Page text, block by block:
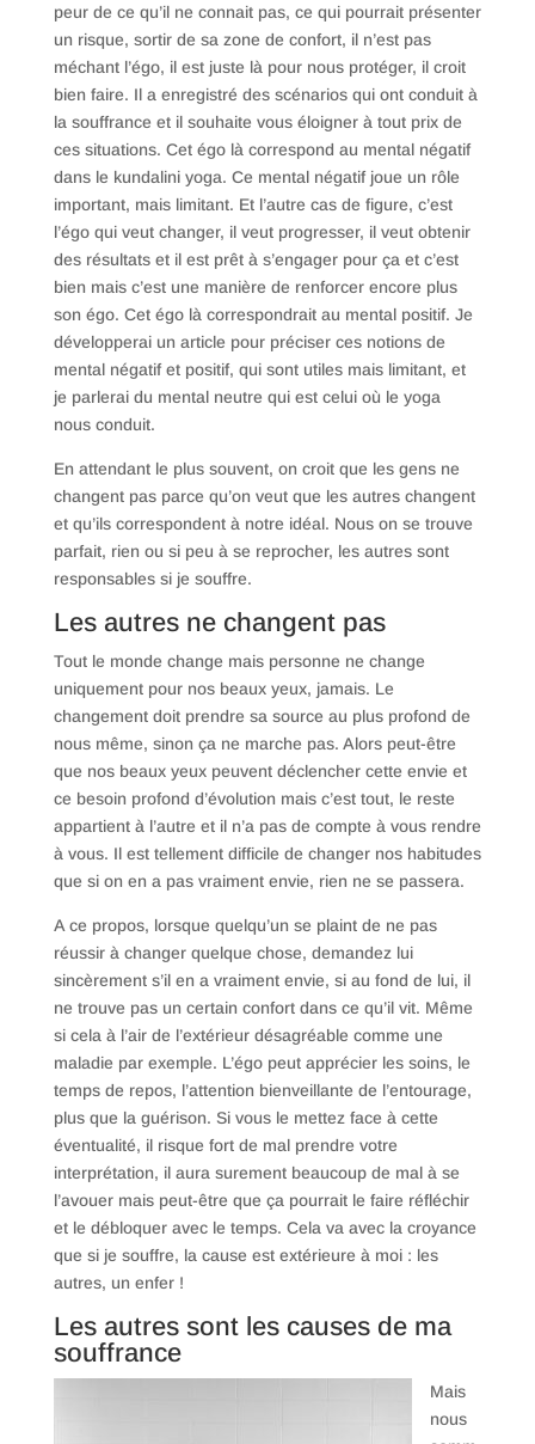
peur de ce qu’il ne connait pas, ce qui pourrait présenter
un risque, sortir de sa zone de confort, il n’est pas
méchant l’égo, il est juste là pour nous protéger, il croit
bien faire. Il a enregistré des scénarios qui ont conduit à
la souffrance et il souhaite vous éloigner à tout prix de
ces situations. Cet égo là correspond au mental négatif
dans le kundalini yoga. Ce mental négatif joue un rôle
important, mais limitant. Et l’autre cas de figure, c’est
l’égo qui veut changer, il veut progresser, il veut obtenir
des résultats et il est prêt à s’engager pour ça et c’est
bien mais c’est une manière de renforcer encore plus
son égo. Cet égo là correspondrait au mental positif. Je
développerai un article pour préciser ces notions de
mental négatif et positif, qui sont utiles mais limitant, et
je parlerai du mental neutre qui est celui où le yoga
nous conduit.
En attendant le plus souvent, on croit que les gens ne
changent pas parce qu’on veut que les autres changent
et qu’ils correspondent à notre idéal. Nous on se trouve
parfait, rien ou si peu à se reprocher, les autres sont
responsables si je souffre.
Les autres ne changent pas
Tout le monde change mais personne ne change
uniquement pour nos beaux yeux, jamais. Le
changement doit prendre sa source au plus profond de
nous même, sinon ça ne marche pas. Alors peut-être
que nos beaux yeux peuvent déclencher cette envie et
ce besoin profond d’évolution mais c’est tout, le reste
appartient à l’autre et il n’a pas de compte à vous rendre
à vous. Il est tellement difficile de changer nos habitudes
que si on en a pas vraiment envie, rien ne se passera.
A ce propos, lorsque quelqu’un se plaint de ne pas
réussir à changer quelque chose, demandez lui
sincèrement s’il en a vraiment envie, si au fond de lui, il
ne trouve pas un certain confort dans ce qu’il vit. Même
si cela à l’air de l’extérieur désagréable comme une
maladie par exemple. L’égo peut apprécier les soins, le
temps de repos, l’attention bienveillante de l’entourage,
plus que la guérison. Si vous le mettez face à cette
éventualité, il risque fort de mal prendre votre
interprétation, il aura surement beaucoup de mal à se
l’avouer mais peut-être que ça pourrait le faire réfléchir
et le débloquer avec le temps. Cela va avec la croyance
que si je souffre, la cause est extérieure à moi : les
autres, un enfer !
Les autres sont les causes de ma
souffrance
Mais
nous